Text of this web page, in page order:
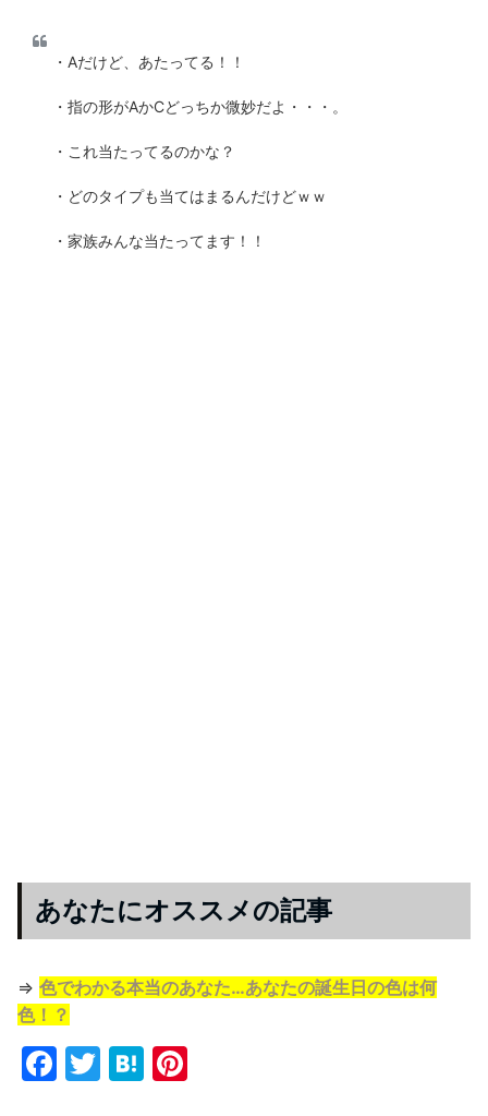
・Aだけど、あたってる！！
・指の形がAかCどっちか微妙だよ・・・。
・これ当たってるのかな？
・どのタイプも当てはまるんだけどｗｗ
・家族みんな当たってます！！
あなたにオススメの記事
⇒ 色でわかる本当のあなた…あなたの誕生日の色は何
色！？
F
T
H